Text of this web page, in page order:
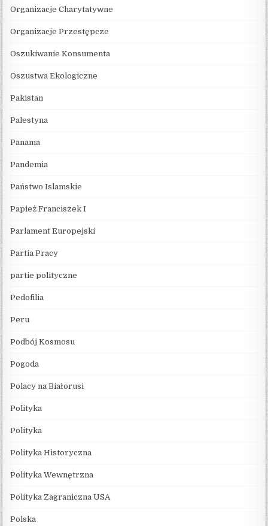
Organizacje Charytatywne
Organizacje Przestępcze
Oszukiwanie Konsumenta
Oszustwa Ekologiczne
Pakistan
Palestyna
Panama
Pandemia
Państwo Islamskie
Papież Franciszek I
Parlament Europejski
Partia Pracy
partie polityczne
Pedofilia
Peru
Podbój Kosmosu
Pogoda
Polacy na Białorusi
Polityka
Polityka
Polityka Historyczna
Polityka Wewnętrzna
Polityka Zagraniczna USA
Polska